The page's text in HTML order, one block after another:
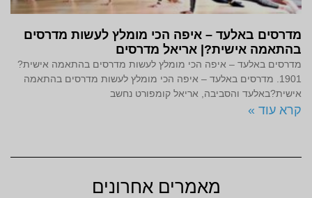
מדרסים באלעד – איפה הכי מומלץ לעשות מדרסים
בהתאמה אישית?| אריאל מדרסים
מדרסים באלעד – איפה הכי מומלץ לעשות מדרסים בהתאמה אישית?
1901. מדרסים באלעד – איפה הכי מומלץ לעשות מדרסים בהתאמה
אישית?באלעד והסביבה, אריאל קומפורט נחשב
קרא עוד »
מאמרים אחרונים